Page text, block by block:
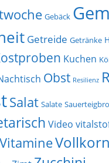
Gebäck
Getreide Getränke
Kuchen
Obst Resilienz
Salat Salate
Video
Vitamine